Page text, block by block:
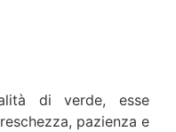
di verde, esse
pazienza e